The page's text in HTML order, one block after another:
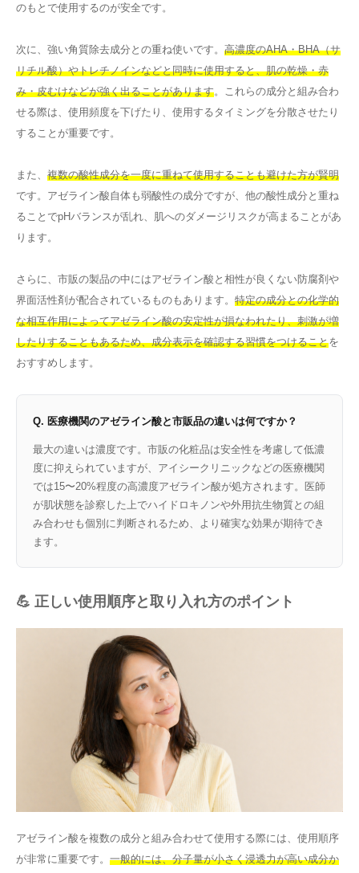
のもとで使用するのが安全です。
次に、強い角質除去成分との重ね使いです。 高濃度のAHA・BHA（サ
リチル酸）やトレチノインなどと同時に使用すると、肌の乾燥・赤
み・皮むけなどが強く出ることがあります。これらの成分と組み合わ
せる際は、使用頻度を下げたり、使用するタイミングを分散させたり
することが重要です。
また、 複数の酸性成分を一度に重ねて使用することも避けた方が賢明
です。アゼライン酸自体も弱酸性の成分ですが、他の酸性成分と重ね
ることでpHバランスが乱れ、肌へのダメージリスクが高まることがあ
ります。
さらに、市販の製品の中にはアゼライン酸と相性が良くない防腐剤や
界面活性剤が配合されているものもあります。 特定の成分との化学的
な相互作用によってアゼライン酸の安定性が損なわれたり、刺激が増
したりすることもあるため、成分表示を確認する習慣をつけることを
おすすめします。
Q. 医療機関のアゼライン酸と市販品の違いは何ですか？
最大の違いは濃度です。市販の化粧品は安全性を考慮して低濃
度に抑えられていますが、アイシークリニックなどの医療機関
では15〜20%程度の高濃度アゼライン酸が処方されます。医師
が肌状態を診察した上でハイドロキノンや外用抗生物質との組
み合わせも個別に判断されるため、より確実な効果が期待でき
ます。
💪 正しい使用順序と取り入れ方のポイント
アゼライン酸を複数の成分と組み合わせて使用する際には、使用順序
が非常に重要です。 一般的には、分子量が小さく浸透力が高い成分か